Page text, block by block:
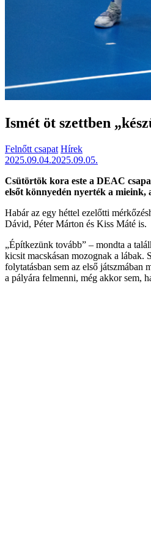
Ismét öt szettben
Felnőtt csapat Hírek
2025.09.04.2025.09.05.
Csütörtök kora este a DEAC
elsőt könnyedén nyerték a mieink,
Habár az egy héttel ezelőtti
Dávid, Péter Márton és Kiss Máté is.
„Építkezünk tovább” – mondta a
kicsit macskásan mozognak a lábak.
folytatásban sem az első játszmában
a pályára felmenni, még akkor sem,